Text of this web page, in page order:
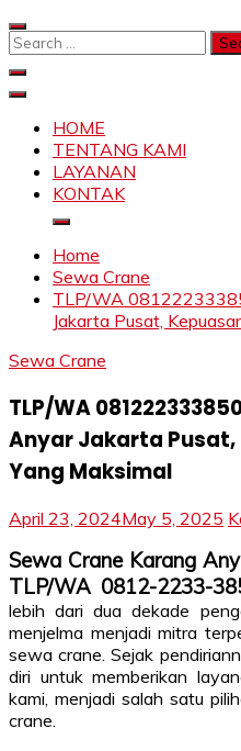
Skip
to
Search
SKYLIFTHOME
TENTANG KAMI
LAYANAN
KONTAK
Home
Sewa Crane
TLP/WA
Jakarta Pusat,
Sewa Crane
TLP/WA
Anyar Jakarta
Yang Maksimal
April 23, 2024May 5, 2025
Sewa Crane Karang
TLP/WA 0812-2233-
lebih dari dua dekade
menjelma menjadi mitra
sewa crane. Sejak
diri untuk memberikan
kami, menjadi salah satu
crane.